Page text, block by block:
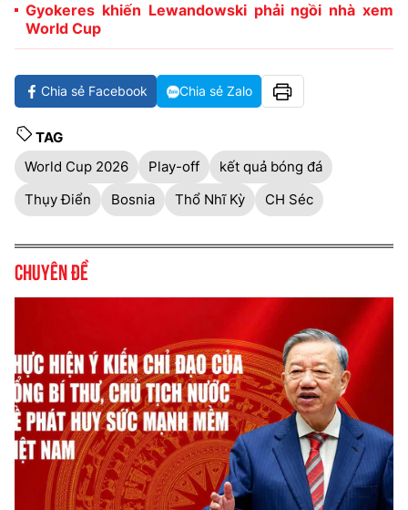
Gyokeres khiến Lewandowski phải ngồi nhà xem
World Cup
Chia sẻ Facebook Chia sẻ Zalo
TAG
World Cup 2026
Play-off
kết quả bóng đá
Thụy Điển
Bosnia Thổ Nhĩ Kỳ CH Séc
Chuyên đề